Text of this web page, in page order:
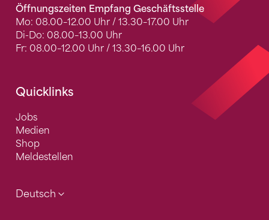
Öffnungszeiten Empfang Geschäftsstelle
Mo: 08.00–12.00 Uhr / 13.30–17.00 Uhr
Di-Do: 08.00–13.00 Uhr
Fr: 08.00–12.00 Uhr / 13.30–16.00 Uhr
Quicklinks
Jobs
Medien
Shop
Meldestellen
Deutsch